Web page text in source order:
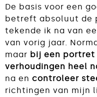
De basis voor een
betreft absoluut de
tekende ik na van
van vorig jaar.
maar bij een portret
verhoudingen heel
na en controleer
richtingen van mijn